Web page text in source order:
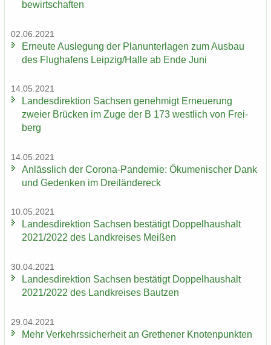
be­wirt­schaf­ten
02.06.2021
Er­neu­te Aus­le­gung der Plan­un­ter­la­gen zum Aus­bau
des Flug­ha­fens Leip­zig/Halle ab Ende Juni
14.05.2021
Lan­des­di­rek­ti­on Sach­sen ge­neh­migt Er­neue­rung
zwei­er Brü­cken im Zuge der B 173 west­lich von Frei­
berg
14.05.2021
An­läss­lich der Corona-​Pandemie: Öku­me­ni­scher Dank
und Ge­den­ken im Drei­län­der­eck
10.05.2021
Lan­des­di­rek­ti­on Sach­sen be­stä­tigt Dop­pel­haus­halt
2021/2022 des Land­krei­ses Mei­ßen
30.04.2021
Lan­des­di­rek­ti­on Sach­sen be­stä­tigt Dop­pel­haus­halt
2021/2022 des Land­krei­ses Baut­zen
29.04.2021
Mehr Ver­kehrs­si­cher­heit an Gre­the­ner Kno­ten­punk­ten